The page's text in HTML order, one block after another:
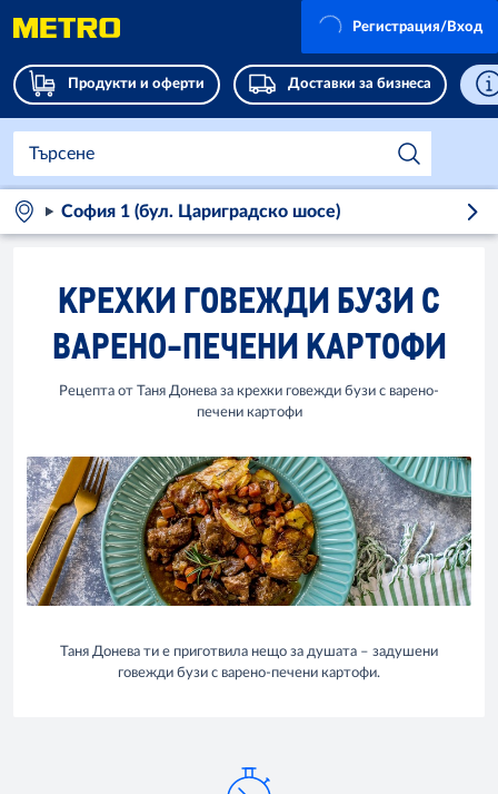
Продукти и оферти Доставки за бизнеса
Регистрация/Вход
София 1 (бул. Цариградско шосе)
КРЕХКИ ГОВЕЖДИ БУЗИ С
ВАРЕНО-ПЕЧЕНИ КАРТОФИ
Рецепта от Таня Донева за крехки говежди бузи с варено-
печени картофи
Таня Донева ти е приготвила нещо за душата – задушени
говежди бузи с варено-печени картофи.